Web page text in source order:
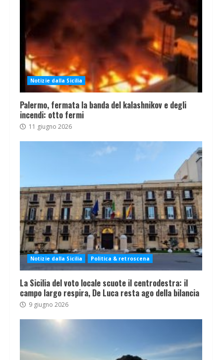
Notizie dalla Sicilia
Palermo, fermata la banda del kalashnikov e degli
incendi: otto fermi
11 giugno 2026
Notizie dalla Sicilia Politica & retroscena
La Sicilia del voto locale scuote il centrodestra: il
campo largo respira, De Luca resta ago della bilancia
9 giugno 2026